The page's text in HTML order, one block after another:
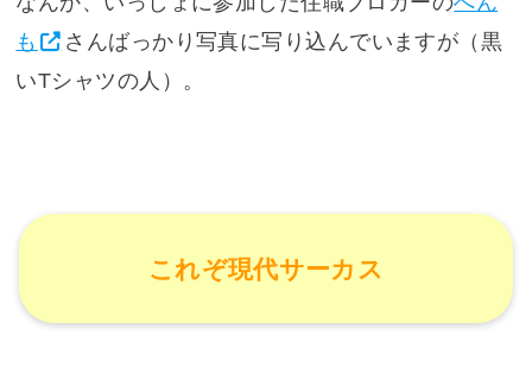
も
さんばっかり写真に写り込んでいますが（黒
いTシャツの人）。
これぞ現代サーカス